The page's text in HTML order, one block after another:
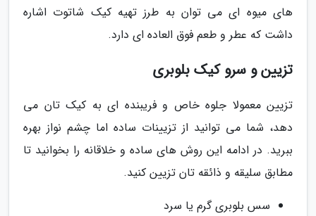
های میوه ای می توان به طرز تهیه کیک شاتوت اشاره
داشت که عطر و طعم فوق العاده ای دارد.
تزیین و سرو کیک بلوبری
تزیین معمولا جلوه خاص و فریبنده ای به کیک تان می
دهد، شما می توانید از تزیینات ساده اما چشم نواز بهره
ببرید. در ادامه این روش های ساده و خلاقانه را بخوانید تا
مطابق سلیقه و ذائقه تان تزیین کنید.
سس بلوبری گرم یا سرد